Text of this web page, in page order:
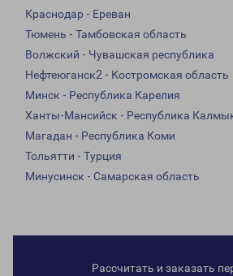
Краснодар - Ереван
Тюмень - Тамбовская область
Волжский - Чувашская республика
Нефтеюганск2 - Костромская область
Минск - Республика Карелия
Ханты-Мансийск - Республика
Магадан - Республика Коми
Тольятти - Турция
Минусинск - Самарская область
Рассчитать и заказать